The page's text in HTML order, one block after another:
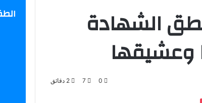
الشهادة
وعشيقها
0
7
بوكيت